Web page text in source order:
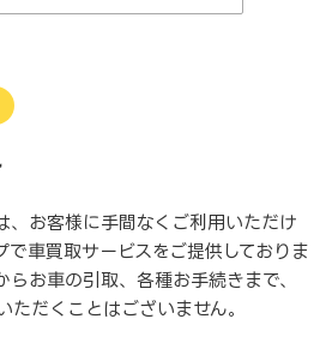
、お客様に手間なくご利用いただけ
車買取サービスをご提供しておりま
らお車の引取、各種お手続きまで、
ただくことはございません。